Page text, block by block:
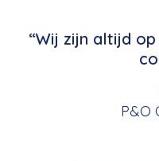
“Wij zijn altijd
P&O